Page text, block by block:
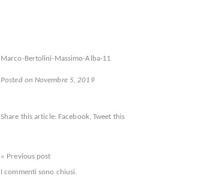
Marco-Bertolini-Massimo-Alba-11
Posted on Novembre 5, 2019
Share this article: Facebook,Tweet this
« Previous post
I commenti sono chiusi.